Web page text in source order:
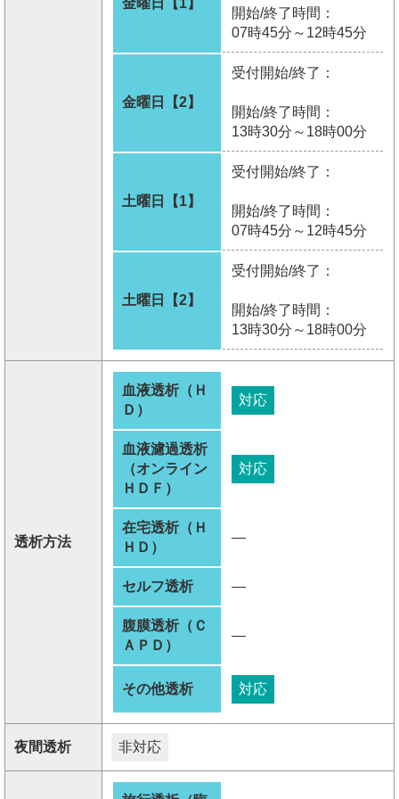
金曜日【1】
開始/終了時間：
07時45分～12時45分
金曜日【2】
受付開始/終了：
開始/終了時間：
13時30分～18時00分
土曜日【1】
受付開始/終了：
開始/終了時間：
07時45分～12時45分
土曜日【2】
受付開始/終了：
開始/終了時間：
13時30分～18時00分
透析方法
血液透析（Ｈ
Ｄ）
対応
血液濾過透析
（オンライン
ＨＤＦ）
対応
在宅透析（Ｈ
ＨＤ）
―
セルフ透析 ―
腹膜透析（Ｃ
ＡＰＤ）
―
その他透析 対応
夜間透析 非対応